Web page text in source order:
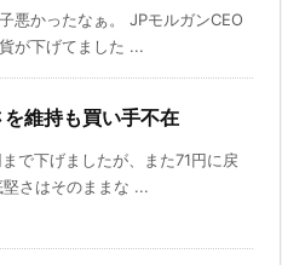
悪かったなぁ。 JPモルガンCEO
が下げてました ...
維持も買い手不在
で下げましたが、また71円に戻
さはそのままな ...